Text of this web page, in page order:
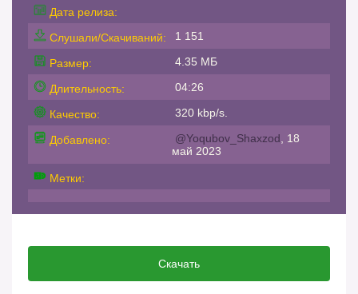
Дата релиза:
Слушали/Скачиваний:
1 151
Размер: 4.35 МБ
Длительность: 04:26
Качество: 320 kbp/s.
Добавлено: @Yoqubov_Shaxzod , 18
май 2023
Метки:
Скачать